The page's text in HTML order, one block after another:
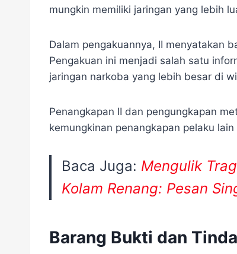
mungkin memiliki jaringan yang lebih
Dalam pengakuannya, II menyatakan
Pengakuan ini menjadi salah satu
jaringan narkoba yang lebih besar di
Penangkapan II dan pengungkapan
kemungkinan penangkapan pelaku
Baca Juga: Mengulik
Kolam Renang: Pesan
Barang Bukti dan